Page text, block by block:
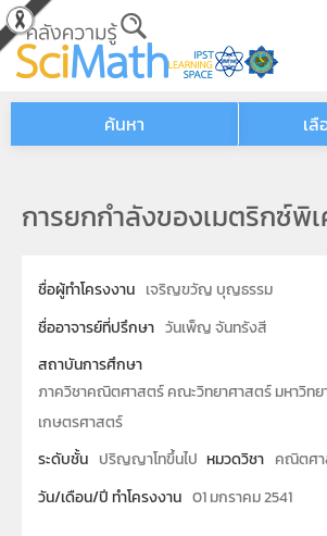
Skip to main content
ค้นหา เ
การยกกำลังของเมตริกซ์พิ
ชื่อผู้ทำโครงงาน เจริญขวัญ บุญธรรม
ชื่ออาจารย์ที่ปรึกษา วันเพ็ญ จันทรังสี
สถาบันการศึกษา
ภาควิชาคณิตศาสตร์ คณะวิทยาศาสตร์ มหาวิทย
เกษตรศาสตร์
ระดับชั้น ปริญญาโทขึ้นไป หมวดวิชา คณิตศ
วัน/เดือน/ปี ทำโครงงาน 01 มกราคม 2541